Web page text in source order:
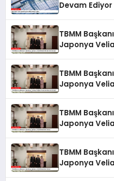
Devam Ediyor
TBMM
Japonya
TBMM
Japonya
TBMM
Japonya
TBMM
Japonya